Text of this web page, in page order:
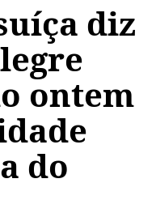
diz
ontem
do